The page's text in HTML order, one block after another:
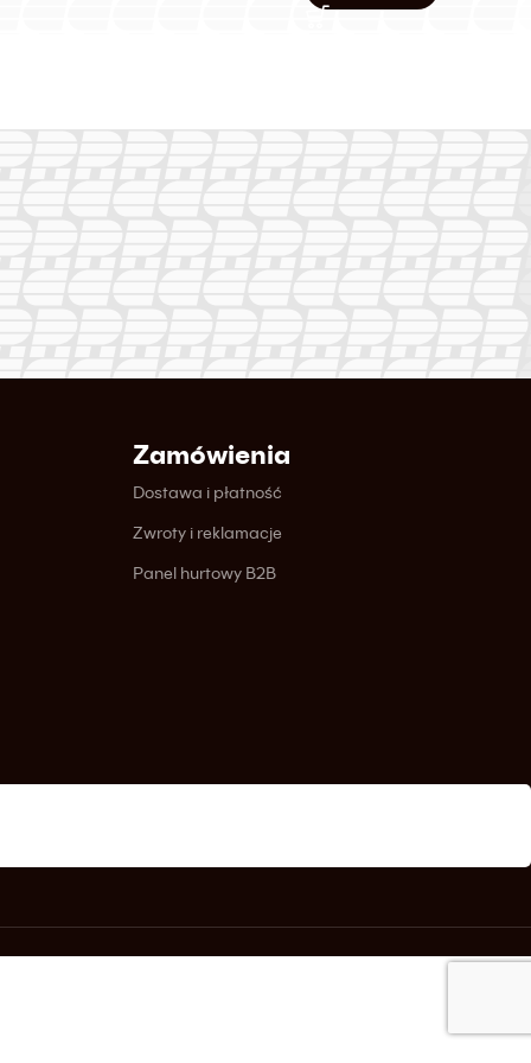
Zamówienia
Dostawa i płatność
Zwroty i reklamacje
Panel hurtowy B2B